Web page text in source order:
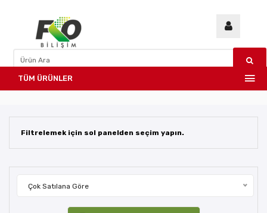
TÜM ÜRÜNLER
Filtrelemek için sol panelden seçim yapın.
Çok Satılana Göre